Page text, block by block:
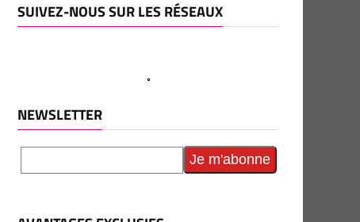
SUIVEZ-NOUS SUR LES RÉSEAUX
NEWSLETTER